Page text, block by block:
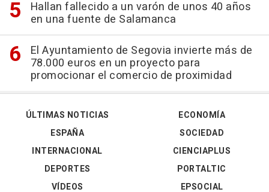
Hallan fallecido a un varón de unos 40 años
en una fuente de Salamanca
El Ayuntamiento de Segovia invierte más de
78.000 euros en un proyecto para
promocionar el comercio de proximidad
ÚLTIMAS NOTICIAS
ESPAÑA
INTERNACIONAL
DEPORTES
VÍDEOS
ECONOMÍA
SOCIEDAD
CIENCIAPLUS
PORTALTIC
EPSOCIAL